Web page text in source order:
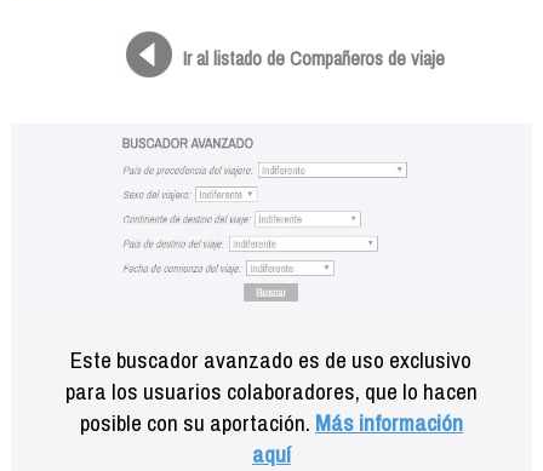
Ir al listado de Compañeros de viaje
Este buscador avanzado es de uso exclusivo
para los usuarios colaboradores, que lo hacen
posible con su aportación. Más información
aquí